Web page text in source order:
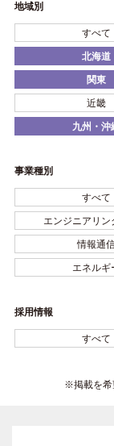
地域別
すべて
北海道
関東
近畿
九州・沖
事業種別
すべて
エンジニアリン
情報通
エネルギ
採用情報
すべて
※掲載を希